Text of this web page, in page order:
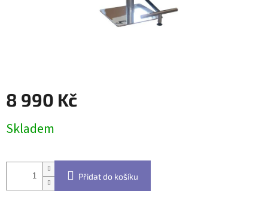
8 990 Kč
cena:
Skladem
Přidat do košíku